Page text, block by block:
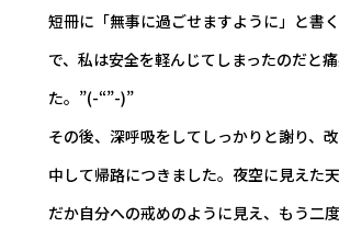
短冊に「無事に過ごせますように」と書
で、私は安全を軽んじてしまったのだと
た。”(-“”-)”
その後、深呼吸をしてしっかりと謝り、
中して帰路につきました。夜空に見えた
だか自分への戒めのように見え、もう二